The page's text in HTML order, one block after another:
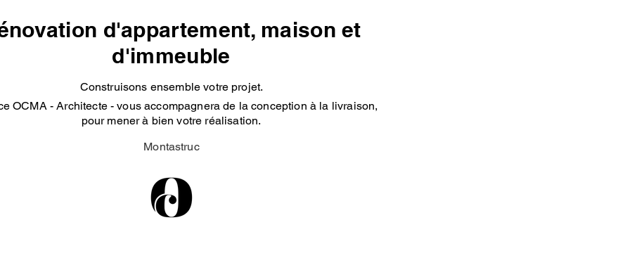
d'appartement, maison et
d'immeuble
Construisons ensemble votre projet.
OCMA - Architecte - vous accompagnera de la conception à la livraison,
pour mener à bien votre réalisation.
Montastruc